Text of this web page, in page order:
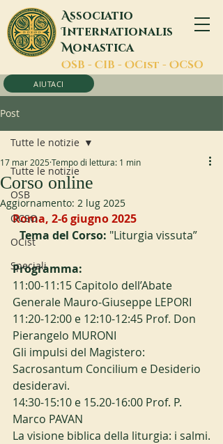
Associatio
Internationalis
Monastica
OSB - CIB - OCist - OCSO
AIUTACI
Post
Tutte le notizie
OSB
OCSO
OCist
Speciali
Tutte le notizie
Corso online
17 mar 2025Tempo di lettura: 1 min
Aggiornamento: 2 lug 2025
Roma, 2-6 giugno 2025
Tema del Corso: "Liturgia vissuta”
Programma:
11:00-11:15 Capitolo dell’Abate
Generale Mauro-Giuseppe LEPORI
11:20-12:00 e 12:10-12:45 Prof. Don
Pierangelo MURONI
Gli impulsi del Magistero:
Sacrosantum Concilium e Desiderio
desideravi.
14:30-15:10 e 15.20-16:00 Prof. P.
Marco PAVAN
La visione biblica della liturgia: i salmi.